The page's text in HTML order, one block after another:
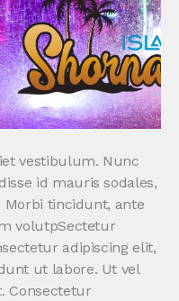
vestibulum. Nunc
id mauris sodales,
Morbi tincidunt, ante
volutpSectetur
adipiscing elit,
ut labore. Ut vel
Consectetur